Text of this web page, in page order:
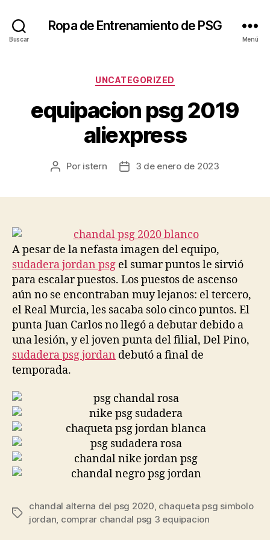
Buscar
Ropa de Entrenamiento de PSG
Menú
Categorías
UNCATEGORIZED
equipacion psg 2019
aliexpress
Autor
Por istern
Fecha3 de enero de 2023
A pesar de la nefasta imagen del equipo,
sudadera jordan psg el sumar puntos le sirvió
para escalar puestos. Los puestos de ascenso
aún no se encontraban muy lejanos: el tercero,
el Real Murcia, les sacaba solo cinco puntos. El
punta Juan Carlos no llegó a debutar debido a
una lesión, y el joven punta del filial, Del Pino,
sudadera psg jordan debutó a final de
temporada.
Etiquetas
chandal alterna del psg 2020, chaqueta psg simbolo
jordan, comprar chandal psg 3 equipacion